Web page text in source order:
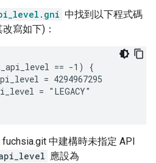
中找到以下程式碼
寫如下)：
== -1) {
= 4294967295
= "LEGACY"
中建構時未指定 API
應設為